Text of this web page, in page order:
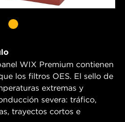
WIX Premium contienen
los filtros OES. El sello de
extremas y
severa: tráfico,
trayectos cortos e